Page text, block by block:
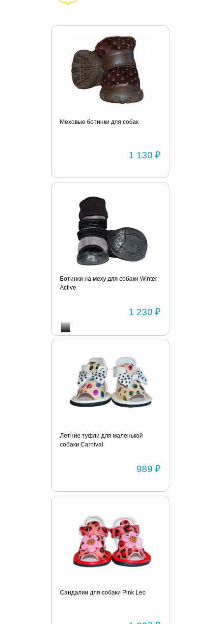
Меховые ботинки для собак
1 130 ₽
Ботинки на меху для собаки Winter
Active
1 230 ₽
Летние туфли для маленькой
собаки Carnival
989 ₽
Сандалии для собаки Pink Leo